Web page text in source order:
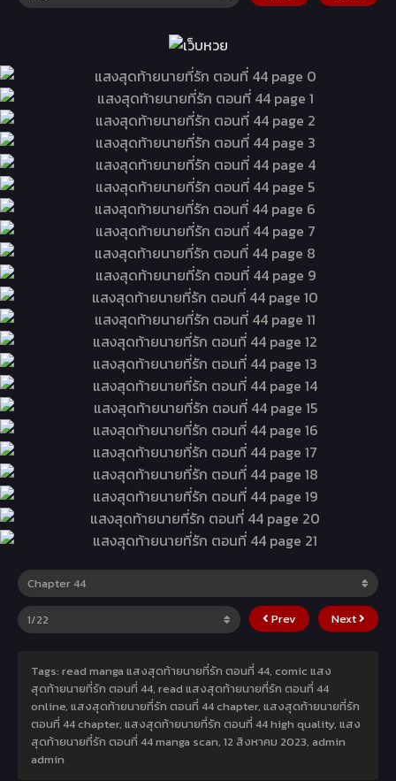
Prev Next
Tags: read manga แสงสุดท้ายนายที่รัก ตอนที่ 44, comic แสง
สุดท้ายนายที่รัก ตอนที่ 44, read แสงสุดท้ายนายที่รัก ตอนที่ 44
online, แสงสุดท้ายนายที่รัก ตอนที่ 44 chapter, แสงสุดท้ายนายที่รัก
ตอนที่ 44 chapter, แสงสุดท้ายนายที่รัก ตอนที่ 44 high quality, แสง
สุดท้ายนายที่รัก ตอนที่ 44 manga scan, 12 สิงหาคม 2023, admin
admin